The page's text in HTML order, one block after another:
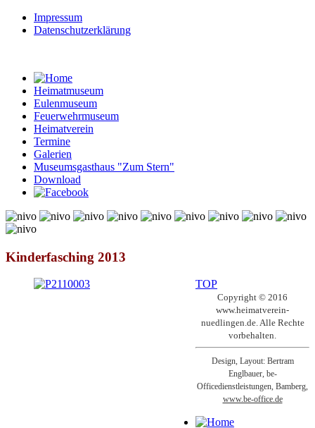
Impressum
Datenschutzerklärung
Heimatmuseum
Eulenmuseum
Feuerwehrmuseum
Heimatverein
Termine
Galerien
Museumsgasthaus "Zum Stern"
Download
Kinderfasching 2013
TOP
Copyright © 2016
www.heimatverein-
nuedlingen.de. Alle Rechte
vorbehalten.
Design, Layout: Bertram
Englbauer, be-
Officedienstleistungen, Bamberg,
www.be-office.de